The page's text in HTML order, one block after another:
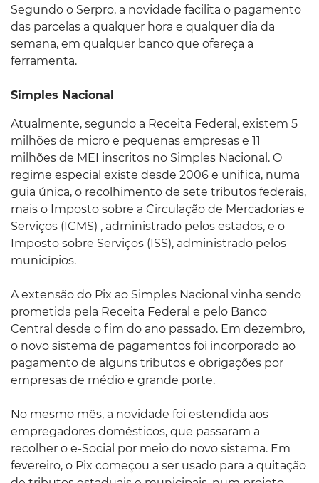
Segundo o Serpro, a novidade facilita o pagamento
das parcelas a qualquer hora e qualquer dia da
semana, em qualquer banco que ofereça a
ferramenta.
Simples Nacional
Atualmente, segundo a Receita Federal, existem 5
milhões de micro e pequenas empresas e 11
milhões de MEI inscritos no Simples Nacional. O
regime especial existe desde 2006 e unifica, numa
guia única, o recolhimento de sete tributos federais,
mais o Imposto sobre a Circulação de Mercadorias e
Serviços (ICMS) , administrado pelos estados, e o
Imposto sobre Serviços (ISS), administrado pelos
municípios.
A extensão do Pix ao Simples Nacional vinha sendo
prometida pela Receita Federal e pelo Banco
Central desde o fim do ano passado. Em dezembro,
o novo sistema de pagamentos foi incorporado ao
pagamento de alguns tributos e obrigações por
empresas de médio e grande porte.
No mesmo mês, a novidade foi estendida aos
empregadores domésticos, que passaram a
recolher o e-Social por meio do novo sistema. Em
fevereiro, o Pix começou a ser usado para a quitação